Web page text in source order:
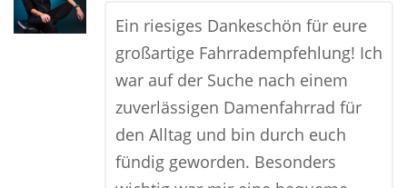
Ein riesiges Dankeschön für eure
großartige Fahrradempfehlung! Ich
war auf der Suche nach einem
zuverlässigen Damenfahrrad für
den Alltag und bin durch euch
fündig geworden. Besonders